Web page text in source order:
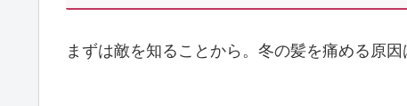
まずは敵を知ることから。冬の髪を痛める原因